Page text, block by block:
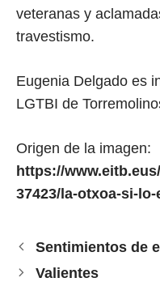
veteranas y
travestismo.
Eugenia Delgado es
LGTBI de
Origen de la imagen:
https://
37423/la-otxoa-si-
Sentimientos de
Valientes